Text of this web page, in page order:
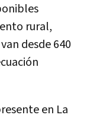
rural,
desde 640
en La